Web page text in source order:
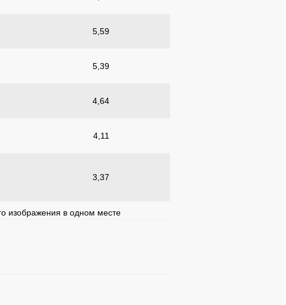
5,59
5,39
4,64
4,11
3,37
изображения в одном месте